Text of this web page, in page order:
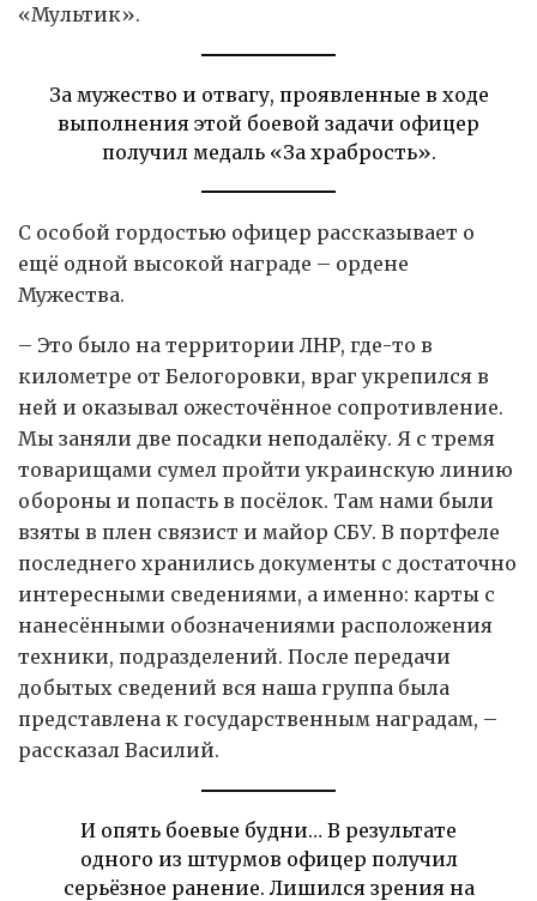
«Мультик».
За мужество и отвагу, проявленные в ходе
выполнения этой боевой задачи офицер
получил медаль «За храбрость».
С особой гордостью офицер рассказывает о
ещё одной высокой награде – ордене
Мужества.
– Это было на территории ЛНР, где-то в
километре от Белогоровки, враг укрепился в
ней и оказывал ожесточённое сопротивление.
Мы заняли две посадки неподалёку. Я с тремя
товарищами сумел пройти украинскую линию
обороны и попасть в посёлок. Там нами были
взяты в плен связист и майор СБУ. В портфеле
последнего хранились документы с достаточно
интересными сведениями, а именно: карты с
нанесёнными обозначениями расположения
техники, подразделений. После передачи
добытых сведений вся наша группа была
представлена к государственным наградам, –
рассказал Василий.
И опять боевые будни… В результате
одного из штурмов офицер получил
серьёзное ранение. Лишился зрения на